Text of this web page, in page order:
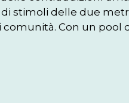
stimoli delle due
Con un pool